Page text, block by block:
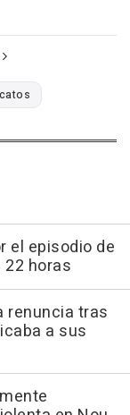
el episodio de
horas
renuncia tras
a sus